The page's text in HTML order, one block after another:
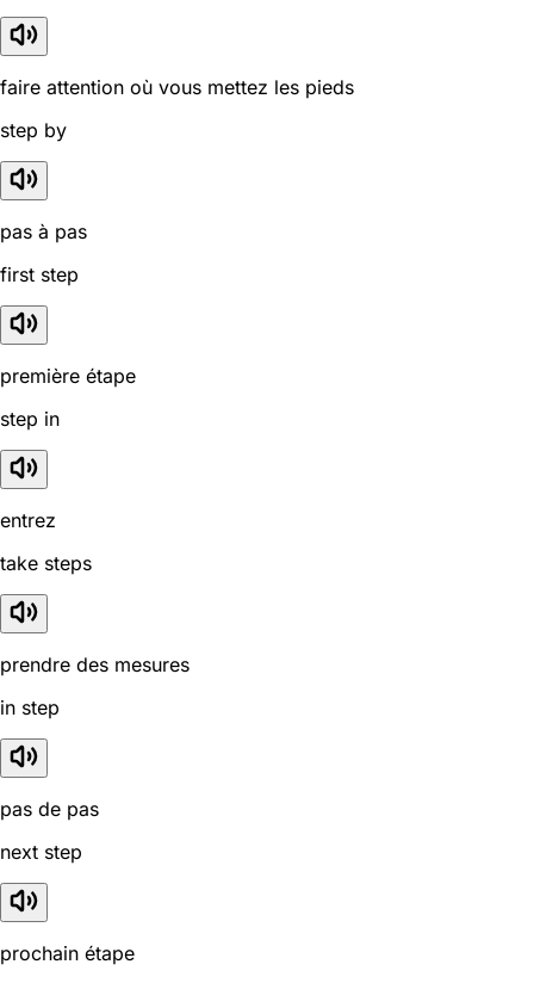
faire attention où vous mettez les pieds
step by
pas à pas
first step
première étape
step in
entrez
take steps
prendre des mesures
in step
pas de pas
next step
prochain étape